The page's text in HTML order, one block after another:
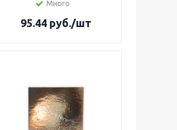
Много
95.44руб./шт